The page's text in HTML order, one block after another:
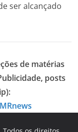
ser alcançado
de matérias
posts
MRnews